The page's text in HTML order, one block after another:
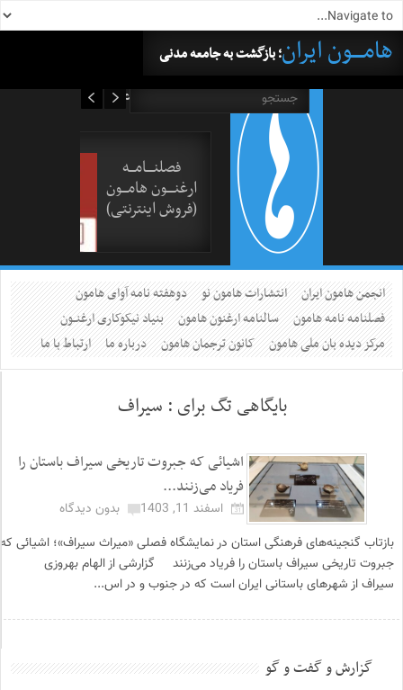
هامــــون ایران؛ بازگشت به جامعه مدنی
فصلنــــامـــه
ارغنــــون هامـــون
(فروش اینترنتی)
انجمن هامون ایران انتشارات هامون نو
دوهفته نامه آوای هامون
فصلنامه نامه هامون
سالنامه ارغنون هامون
بنیاد نیکوکاری ارغنــون
مرکز دیده بان ملی هامون
کانون ترجمان هامون درباره ما ارتباط با ما
بایگاهی تگ برای : سیراف
اشیائی که جبروت تاریخی سیراف باستان را
فریاد می‌زنند...
اسفند 11, 1403
بدون دیدگاه
بازتاب گنجینه‌های فرهنگی استان در نمایشگاه فصلی «میراث سیراف»؛ اشیائی که
جبروت تاریخی سیراف باستان را فریاد می‌زنند گزارشی از الهام بهروزی
سیراف از شهرهای باستانی ایران است که در جنوب و در اس...
گزارش و گفت و گو